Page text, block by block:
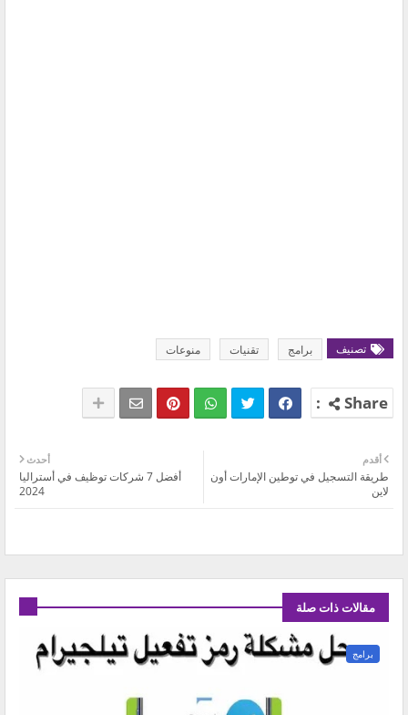
تصنيف برامج تقنيات منوعات
أحدث
أفضل 7 شركات توظيف في أستراليا
2024
أقدم
طريقة التسجيل في توطين الإمارات أون
لاين
مقالات ذات صلة
برامج